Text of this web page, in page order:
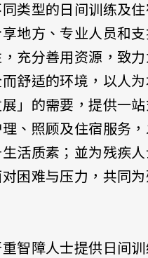
类型的日间训练及
地方、专业人员和
充分善用资源，致
舒适的环境，以人
」的需要，提供一
、照顾及住宿服务，
活质素；並为残疾
困难与压力，共同
智障人士提供日间训